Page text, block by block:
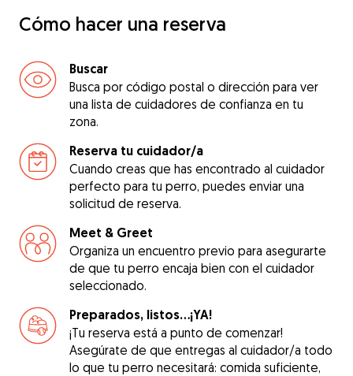
Cómo hacer una reserva
Buscar
Busca por código postal o dirección para ver
una lista de cuidadores de confianza en tu
zona.
Reserva tu cuidador/a
Cuando creas que has encontrado al cuidador
perfecto para tu perro, puedes enviar una
solicitud de reserva.
Meet & Greet
Organiza un encuentro previo para asegurarte
de que tu perro encaja bien con el cuidador
seleccionado.
Preparados, listos...¡YA!
¡Tu reserva está a punto de comenzar!
Asegúrate de que entregas al cuidador/a todo
lo que tu perro necesitará: comida suficiente,